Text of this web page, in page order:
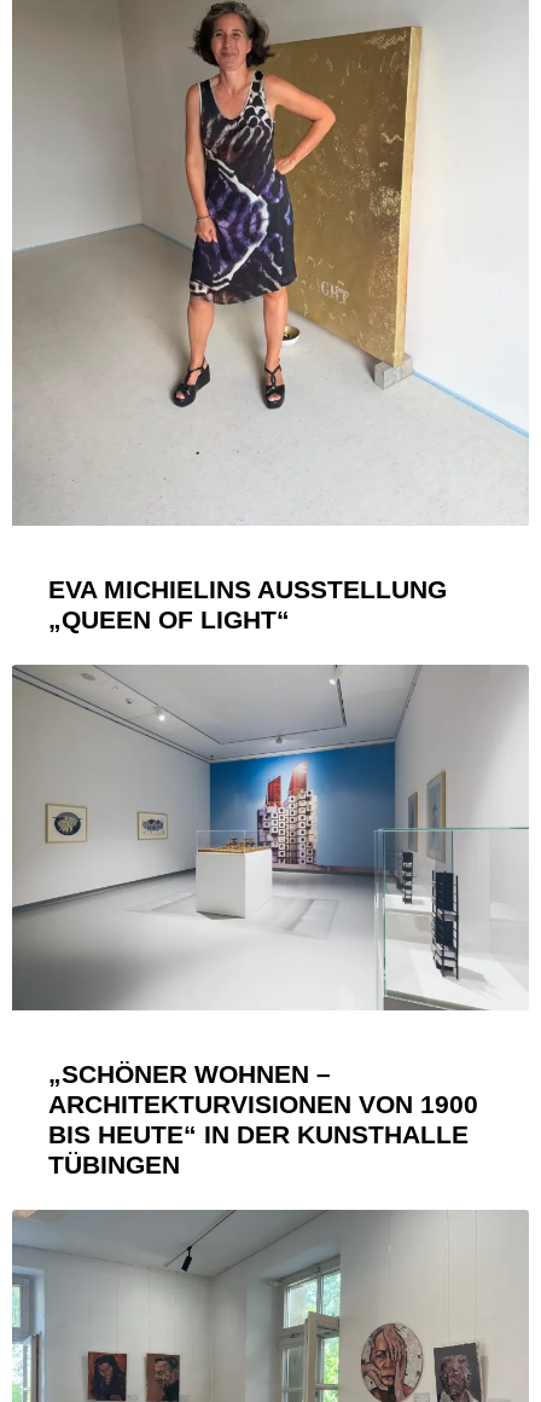
EVA MICHIELINS AUSSTELLUNG
„QUEEN OF LIGHT“
„SCHÖNER WOHNEN –
ARCHITEKTURVISIONEN VON 1900
BIS HEUTE“ IN DER KUNSTHALLE
TÜBINGEN